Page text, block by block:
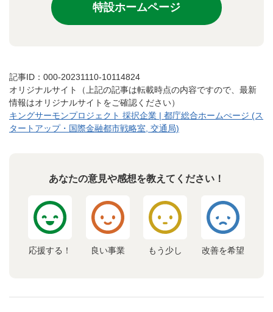
特設ホームページ
記事ID：000-20231110-10114824
オリジナルサイト（上記の記事は転載時点の内容ですので、最新
情報はオリジナルサイトをご確認ください）
キングサーモンプロジェクト 採択企業 | 都庁総合ホームぺージ (ス
タートアップ・国際金融都市戦略室, 交通局)
あなたの意見や感想を教えてください！
応援する！ 良い事業 もう少し 改善を希望